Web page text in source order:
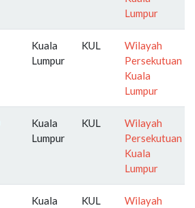
Lumpur
Kuala
Lumpur
KUL
Wilayah
Persekutuan
Kuala
Lumpur
Kuala
Lumpur
KUL
Wilayah
Persekutuan
Kuala
Lumpur
Kuala
KUL
Wilayah